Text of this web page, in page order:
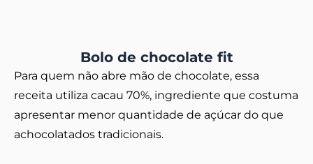
Bolo de chocolate fit
Para quem não abre mão de chocolate, essa
receita utiliza cacau 70%, ingrediente que costuma
apresentar menor quantidade de açúcar do que
achocolatados tradicionais.